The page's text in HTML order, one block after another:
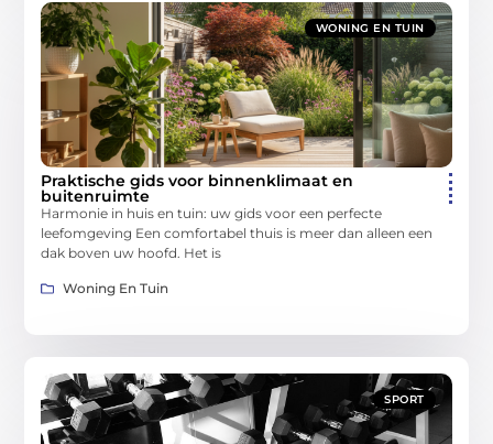
WONING EN TUIN
Praktische gids voor binnenklimaat en
buitenruimte
Harmonie in huis en tuin: uw gids voor een perfecte
leefomgeving Een comfortabel thuis is meer dan alleen een
dak boven uw hoofd. Het is
Woning En Tuin
SPORT